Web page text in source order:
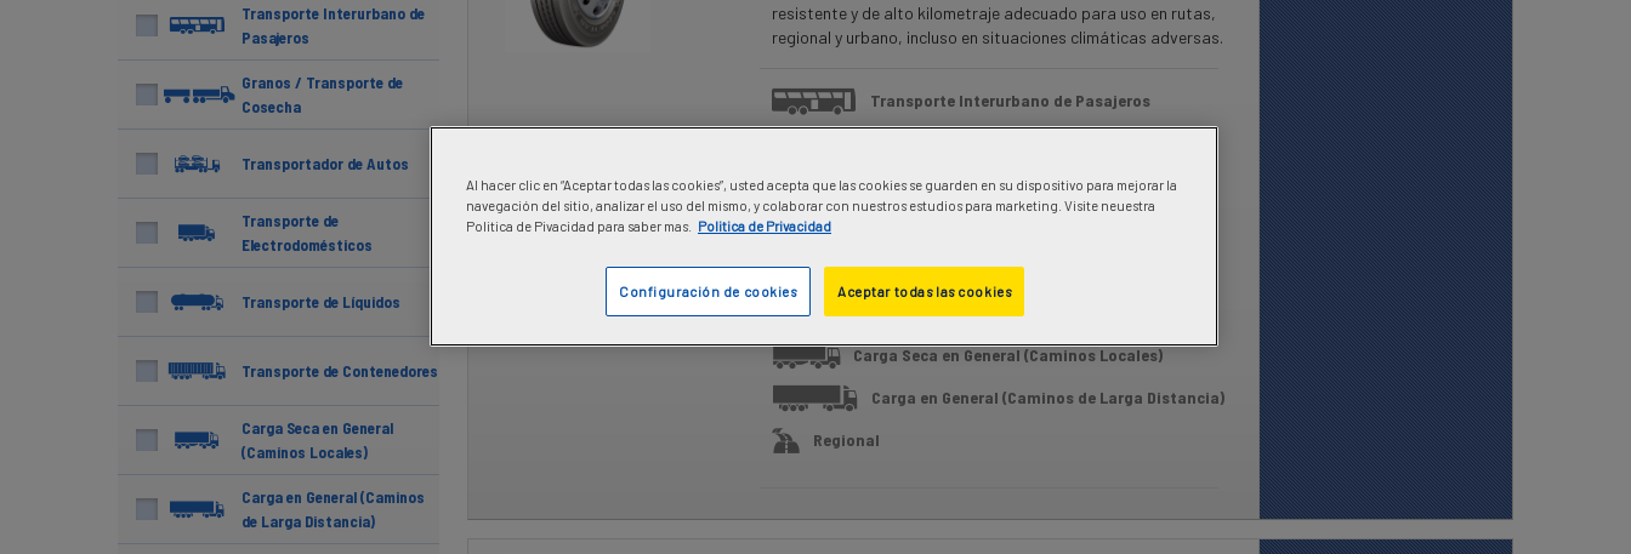
Transporte Interurbano de
Pasajeros
Granos / Transporte de
Cosecha
Transportador de Autos
Transporte de
Electrodomésticos
Transporte de Líquidos
Transporte de Contenedores
Carga Seca en General
(Caminos Locales)
Carga en General (Caminos
de Larga Distancia)
resistente y de alto kilometraje adecuado para uso en rutas,
regional y urbano, incluso en situaciones climáticas adversas.
Transporte Interurbano de Pasajeros
Transportador de Autos
Transporte de Líquidos
Transporte de Contenedores
Carga Seca en General (Caminos Locales)
Carga en General (Caminos de Larga Distancia)
Regional
Al hacer clic en “Aceptar todas las cookies”, usted acepta que las cookies se guarden en su dispositivo para mejorar la
navegación del sitio, analizar el uso del mismo, y colaborar con nuestros estudios para marketing. Visite neuestra
Politica de Pivacidad para saber mas.
Politica de Privacidad
Aceptar todas las cookies
Configuración de cookies